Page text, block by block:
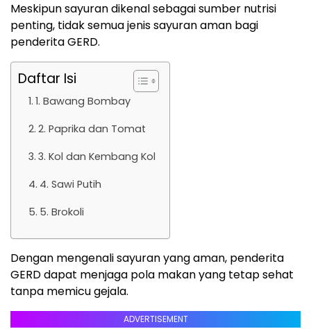
Meskipun sayuran dikenal sebagai sumber nutrisi
penting, tidak semua jenis sayuran aman bagi
penderita GERD.
Daftar Isi
1. Bawang Bombay
2. Paprika dan Tomat
3. Kol dan Kembang Kol
4. Sawi Putih
5. Brokoli
Dengan mengenali sayuran yang aman, penderita
GERD dapat menjaga pola makan yang tetap sehat
tanpa memicu gejala.
ADVERTISEMENT